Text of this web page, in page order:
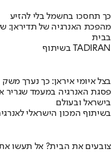
כך תחסכו בחשמל בלי להזיע
מהפכת האנרגיה של תדיראן:
בבית
בשיתוף TADIRAN
בצל איומי איראן: כך נערך משק
פסגת האנרגיה במעמד שגריר
בישראל ובעולם
בשיתוף המכון הישראלי
צובעים את הבית? אל תעשו